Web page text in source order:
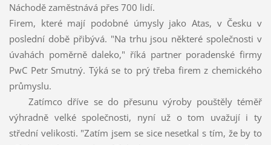
Náchodě zaměstnává přes 700 lidí.
Firem, které mají podobné úmysly jako Atas, v Česku v
poslední době přibývá. "Na trhu jsou některé společnosti v
úvahách poměrně daleko," říká partner poradenské firmy
PwC Petr Smutný. Týká se to prý třeba firem z chemického
průmyslu.
Zatímco dříve se do přesunu výroby pouštěly téměř
výhradně velké společnosti, nyní už o tom uvažují i ty
střední velikosti. "Zatím jsem se sice nesetkal s tím, že by to